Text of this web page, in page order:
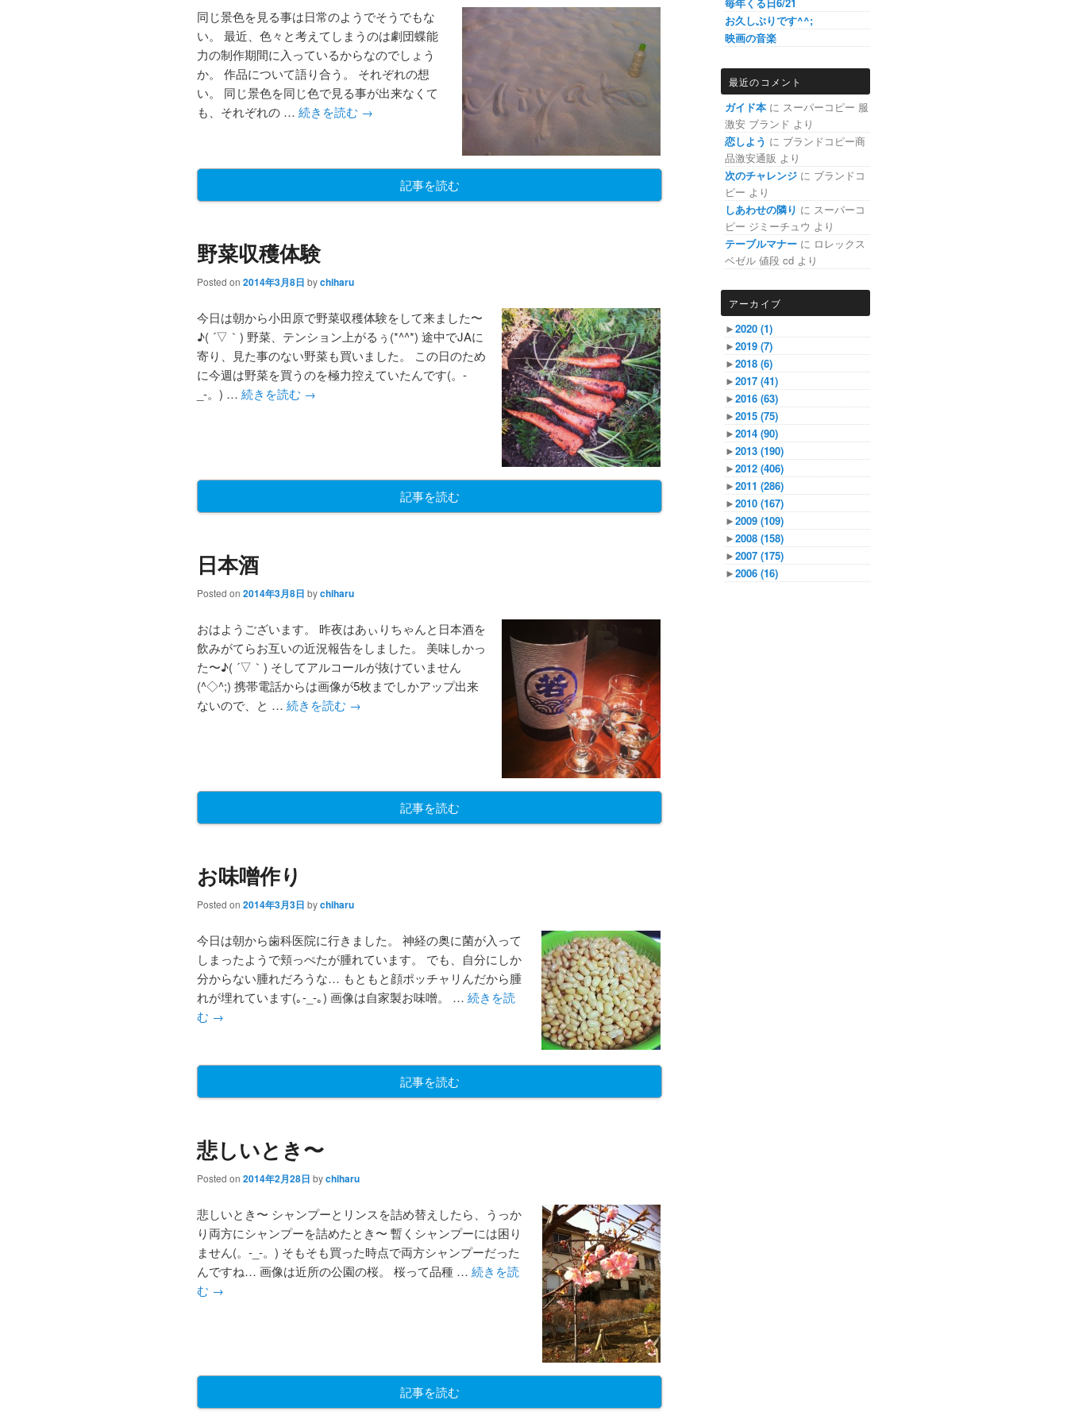
同じ景色を見る事は日常のようでそうでもな
い。 最近、色々と考えてしまうのは劇団蝶能
力の制作期間に入っているからなのでしょう
か。 作品について語り合う。 それぞれの想
い。 同じ景色を同じ色で見る事が出来なくて
も、それぞれの … 続きを読む →
記事を読む
野菜収穫体験
Posted on 2014年3月8日 bychiharu
今日は朝から小田原で野菜収穫体験をして来ました〜
♪( ´▽｀) 野菜、テンション上がるぅ(*^^*) 途中でJAに
寄り、見た事のない野菜も買いました。 この日のため
に今週は野菜を買うのを極力控えていたんです(。-
_-。) … 続きを読む →
記事を読む
日本酒
Posted on 2014年3月8日 bychiharu
おはようございます。 昨夜はあぃりちゃんと日本酒を
飲みがてらお互いの近況報告をしました。 美味しかっ
た〜♪( ´▽｀) そしてアルコールが抜けていません
(^◇^;) 携帯電話からは画像が5枚までしかアップ出来
ないので、と … 続きを読む →
記事を読む
お味噌作り
Posted on 2014年3月3日 bychiharu
今日は朝から歯科医院に行きました。 神経の奥に菌が入って
しまったようで頬っぺたが腫れています。 でも、自分にしか
分からない腫れだろうな… もともと顔ポッチャリんだから腫
れが埋れています(｡-_-｡) 画像は自家製お味噌。 … 続きを読
む →
記事を読む
悲しいとき〜
Posted on 2014年2月28日 bychiharu
悲しいとき〜 シャンプーとリンスを詰め替えしたら、うっか
り両方にシャンプーを詰めたとき〜 暫くシャンプーには困り
ません(。-_-。) そもそも買った時点で両方シャンプーだった
んですね… 画像は近所の公園の桜。 桜って品種 … 続きを読
む →
記事を読む
毎年くる日6/21
お久しぶりです^^;
映画の音楽
最近のコメント
ガイド本 に スーパーコピー 服
激安 ブランド より
恋しよう に ブランドコピー商
品激安通販 より
次のチャレンジ に ブランドコ
ピー より
しあわせの隣り に スーパーコ
ピー ジミーチュウ より
テーブルマナー に ロレックス
ベゼル 値段 cd より
アーカイブ
►2020 (1)
►2019 (7)
►2018 (6)
►2017 (41)
►2016 (63)
►2015 (75)
►2014 (90)
►2013 (190)
►2012 (406)
►2011 (286)
►2010 (167)
►2009 (109)
►2008 (158)
►2007 (175)
►2006 (16)